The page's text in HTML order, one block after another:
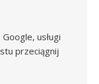
usługi
przeciągnij